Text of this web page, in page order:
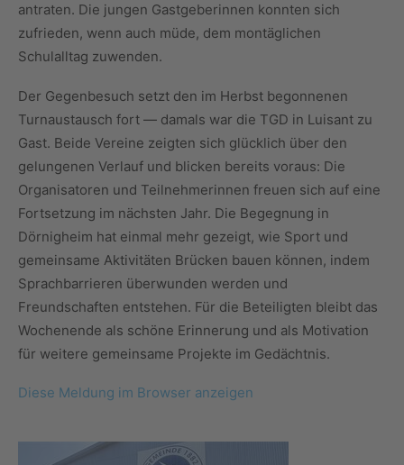
antraten. Die jungen Gastgeberinnen konnten sich
zufrieden, wenn auch müde, dem montäglichen
Schulalltag zuwenden.
Der Gegenbesuch setzt den im Herbst begonnenen
Turnaustausch fort — damals war die TGD in Luisant zu
Gast. Beide Vereine zeigten sich glücklich über den
gelungenen Verlauf und blicken bereits voraus: Die
Organisatoren und Teilnehmerinnen freuen sich auf eine
Fortsetzung im nächsten Jahr. Die Begegnung in
Dörnigheim hat einmal mehr gezeigt, wie Sport und
gemeinsame Aktivitäten Brücken bauen können, indem
Sprachbarrieren überwunden werden und
Freundschaften entstehen. Für die Beteiligten bleibt das
Wochenende als schöne Erinnerung und als Motivation
für weitere gemeinsame Projekte im Gedächtnis.
Diese Meldung im Browser anzeigen